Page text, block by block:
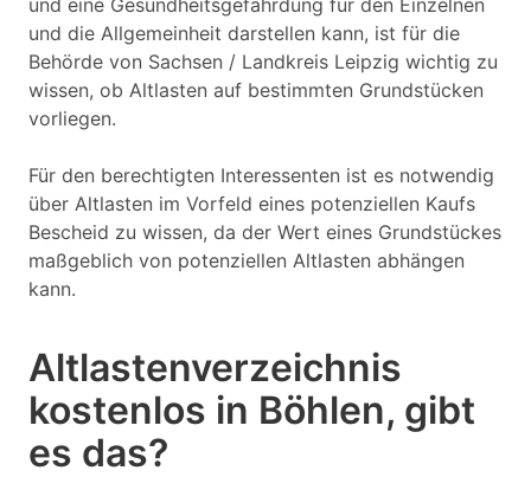
und die Allgemeinheit darstellen kann, ist für die
Behörde von Sachsen / Landkreis Leipzig wichtig zu
wissen, ob Altlasten auf bestimmten Grundstücken
vorliegen.
Für den berechtigten Interessenten ist es notwendig
über Altlasten im Vorfeld eines potenziellen Kaufs
Bescheid zu wissen, da der Wert eines Grundstückes
maßgeblich von potenziellen Altlasten abhängen
kann.
Altlastenverzeichnis
kostenlos in Böhlen, gibt
es das?